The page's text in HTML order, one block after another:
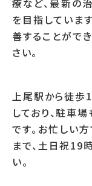
療など、最新の
を目指していま
善することがで
さい。
上尾駅から徒歩
しており、駐車
です。お忙しい
まで、土日祝19
い。